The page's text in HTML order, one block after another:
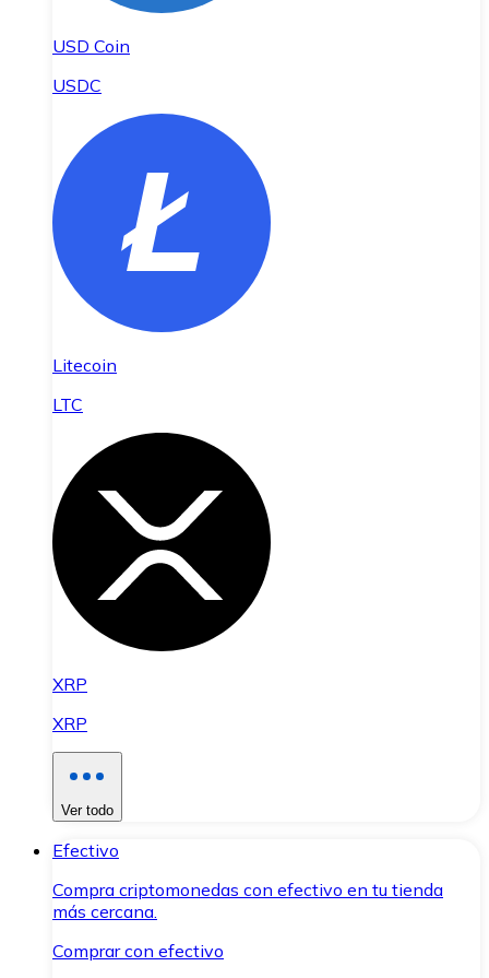
USD Coin
USDC
Litecoin
LTC
XRP
XRP
Ver todo
Efectivo
Compra criptomonedas con efectivo en tu tienda
más cercana.
Comprar con efectivo